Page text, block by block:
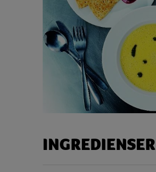
INGREDIENSER